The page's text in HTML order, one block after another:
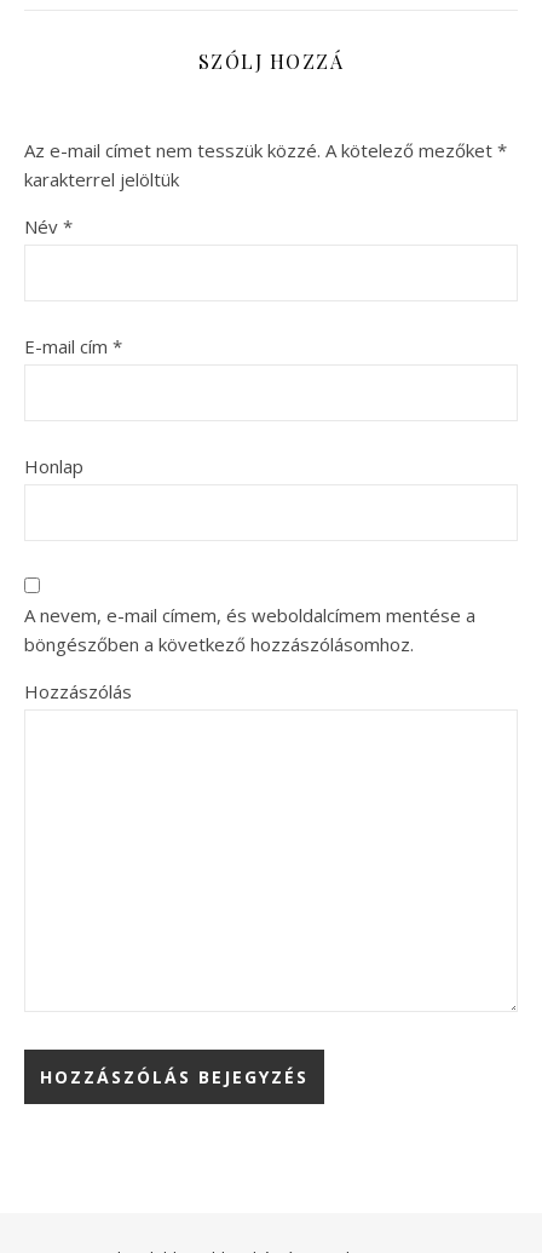
SZÓLJ HOZZÁ
Az e-mail címet nem tesszük közzé. A kötelező mezőket *
karakterrel jelöltük
Név *
E-mail cím *
Honlap
A nevem, e-mail címem, és weboldalcímem mentése a
böngészőben a következő hozzászólásomhoz.
Hozzászólás